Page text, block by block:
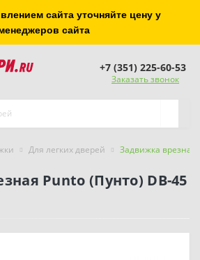
сайта уточняйте цену у
сайта
+7 (351) 225-60-53
Заказать звонок
Для легких дверей Задвижка врезная
Punto (Пунто) DB-45